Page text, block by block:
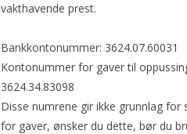
vakthavende prest.
Bankkontonummer: 3624.07.60031
Kontonummer for gaver til
3624.34.83098
Disse numrene gir ikke grunnlag for
for gaver, ønsker du dette, bør du